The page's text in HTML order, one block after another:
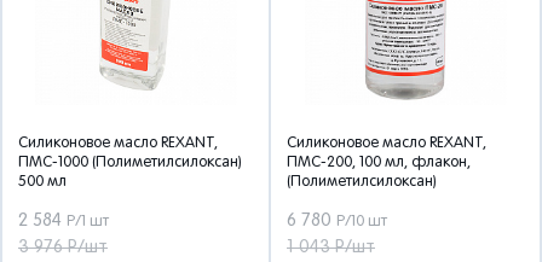
Силиконовое масло REXANT,
ПМС-1000 (Полиметилсилоксан)
500 мл
2 584 Р/1 шт
3 976 Р/шт
Силиконовое масло REXANT,
ПМС-200, 100 мл, флакон,
(Полиметилсилоксан)
6 780 Р/10 шт
1 043 Р/шт